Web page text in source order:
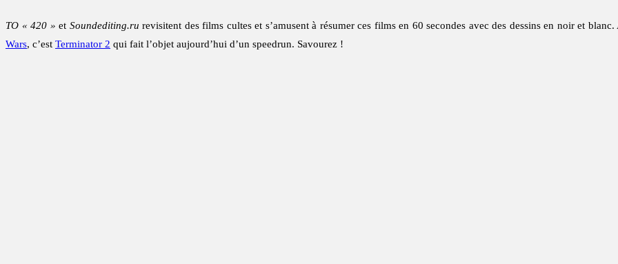
TO « 420 » et Soundediting.ru revisitent des films cultes et s’amusent à résumer ces films en 60 secondes avec des dessins en noir et
Wars, c’est Terminator 2 qui fait l’objet aujourd’hui d’un speedrun. Savourez !